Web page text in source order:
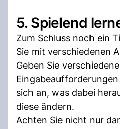
5. Spielend
Zum Schluss noch ein
Sie mit verschiedenen
Geben Sie verschiedene
sich an, was dabei
diese ändern.
Achten Sie nicht nur